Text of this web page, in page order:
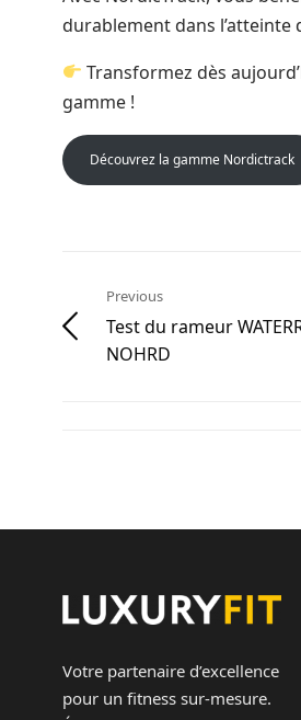
durablement dans l’atteinte
Transformez dès
gamme !
Découvrez la gamme Nordictrack
Previous
Test du rameur
NOHRD
Votre partenaire d’excellence
pour un fitness sur-mesure.